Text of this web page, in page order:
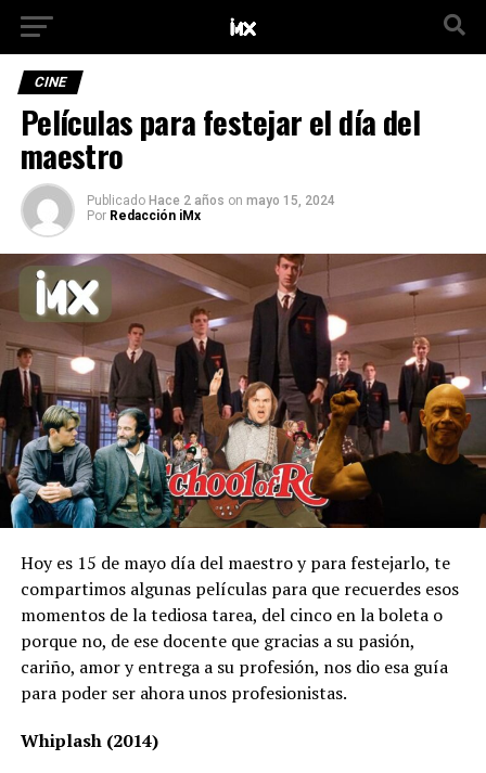
CINE
Películas para festejar el día del
maestro
Publicado Hace 2 años on mayo 15, 2024
Por Redacción iMx
Hoy es 15 de mayo día del maestro y para festejarlo, te
compartimos algunas películas para que recuerdes esos
momentos de la tediosa tarea, del cinco en la boleta o
porque no, de ese docente que gracias a su pasión,
cariño, amor y entrega a su profesión, nos dio esa guía
para poder ser ahora unos profesionistas.
Whiplash (2014)